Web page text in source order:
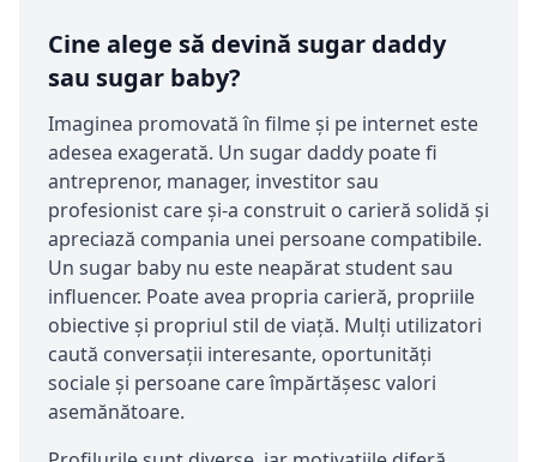
Cine alege să devină sugar daddy
sau sugar baby?
Imaginea promovată în filme și pe internet este
adesea exagerată. Un sugar daddy poate fi
antreprenor, manager, investitor sau
profesionist care și-a construit o carieră solidă și
apreciază compania unei persoane compatibile.
Un sugar baby nu este neapărat student sau
influencer. Poate avea propria carieră, propriile
obiective și propriul stil de viață. Mulți utilizatori
caută conversații interesante, oportunități
sociale și persoane care împărtășesc valori
asemănătoare.